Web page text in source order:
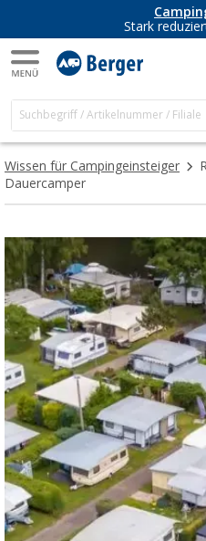
Stark
Wissen für Campingeinsteiger
Dauercamper